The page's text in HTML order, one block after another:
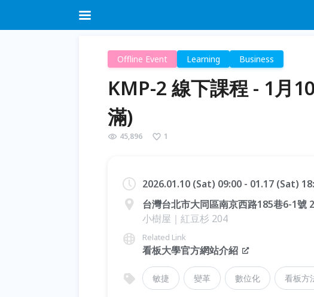
Offline Event Learning Business
KMP-2 線下課程 - 1月
滿)
45,896 1
2026.01.10 (Sat) 09:00 - 01.17 (Sat)
台灣台北市大同區南京西路185巷6-1號
小樹屋｜紅豆杉 204
Related Link
看板大學官方網站介紹
敏捷 變革 數位化 看板方